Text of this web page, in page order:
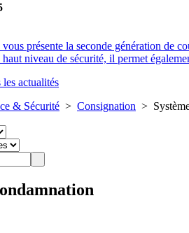
présente la seconde génération de
niveau de sécurité, il permet
actualités
& Sécurité > Consignation >